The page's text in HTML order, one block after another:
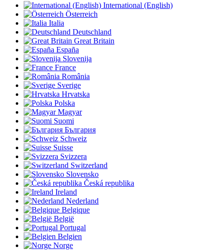
International (English)
Österreich
Italia
Deutschland
Great Britain
España
Slovenija
France
România
Sverige
Hrvatska
Polska
Magyar
Suomi
България
Schweiz
Suisse
Svizzera
Switzerland
Slovensko
Česká republika
Ireland
Nederland
Belgique
België
Portugal
Belgien
Norge